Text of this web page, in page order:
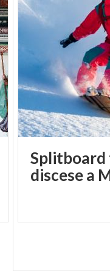
Larici – Acquarela,
snow park
e ilBaby
slittini. Per chi
sul ghiaccio può
Madesimo.
Splitboard
discese a